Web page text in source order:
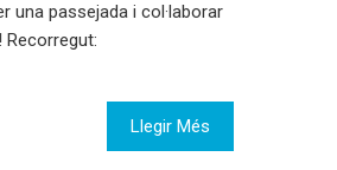
una passejada i col·laborar
Recorregut:
Llegir Més